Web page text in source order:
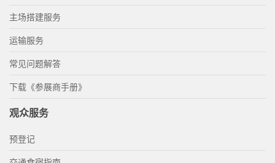
主场搭建服务
运输服务
常见问题解答
下载《参展商手册》
观众服务
预登记